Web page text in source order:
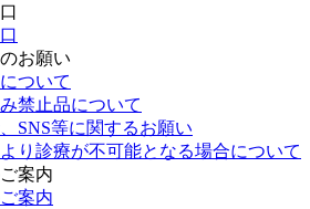
お願い
ついて
禁止品について
SNS等に関するお願い
り診療が不可能となる場合について
案内
案内